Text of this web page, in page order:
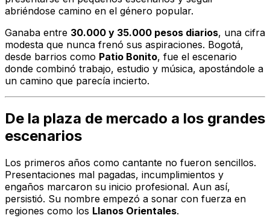
abriéndose camino en el género popular.
Ganaba entre 30.000 y 35.000 pesos diarios, una cifra
modesta que nunca frenó sus aspiraciones. Bogotá,
desde barrios como Patio Bonito, fue el escenario
donde combinó trabajo, estudio y música, apostándole a
un camino que parecía incierto.
De la plaza de mercado a los grandes
escenarios
Los primeros años como cantante no fueron sencillos.
Presentaciones mal pagadas, incumplimientos y
engaños marcaron su inicio profesional. Aun así,
persistió. Su nombre empezó a sonar con fuerza en
regiones como los Llanos Orientales.